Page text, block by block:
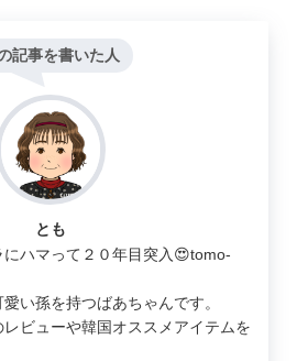
記事を書いた人
とも
ハマって２０年目突入😍tomo-
い孫を持つばあちゃんです。
ビューや韓国オススメアイテムを